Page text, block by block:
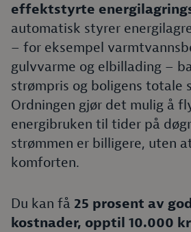
effektstyrte
automatisk styrer
– for eksempel
gulvvarme og elbillading –
strømpris og boligens totale
Ordningen gjør det mulig å
energibruken til tider på
strømmen er billigere, uten
komforten.
Du kan få 25 prosent av
kostnader, opptil 10.000